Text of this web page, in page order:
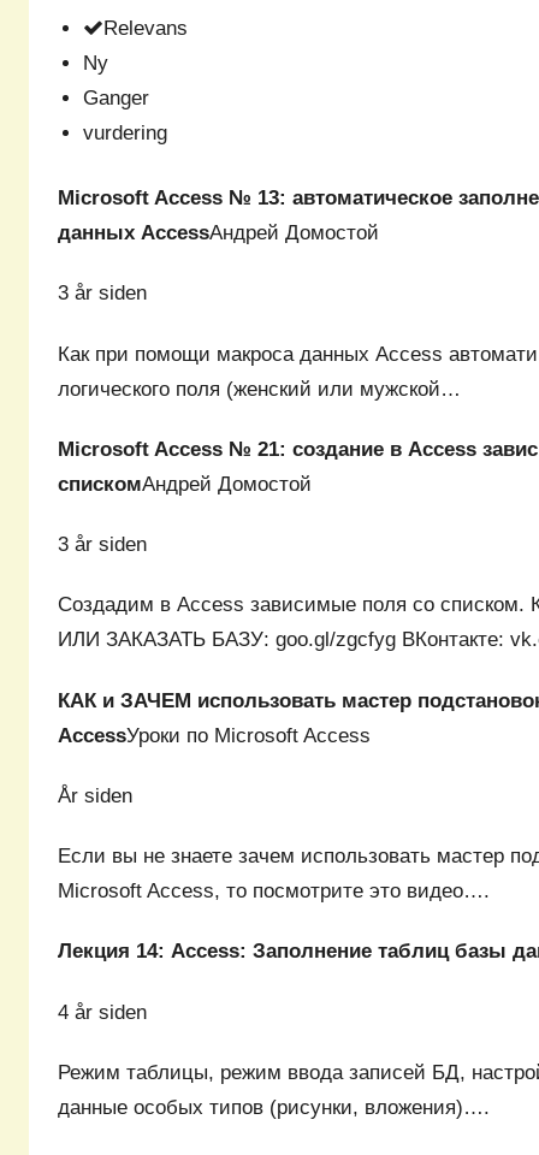
Relevans
Ny
Ganger
vurdering
Microsoft Access № 13: автоматическое
данных AccessАндрей Домостой
3 år siden
Как при помощи макроса данных Access
логического поля (женский или мужской…
Microsoft Access № 21: создание в Access
спискомАндрей Домостой
3 år siden
Создадим в Access зависимые поля со
ИЛИ ЗАКАЗАТЬ БАЗУ: goo.gl/zgcfyg ВКонтакте:
КАК и ЗАЧЕМ использовать мастер
AccessУроки по Microsoft Access
År siden
Если вы не знаете зачем использовать мастер
Microsoft Access, то посмотрите это видео….
Лекция 14: Access: Заполнение таблиц базы
4 år siden
Режим таблицы, режим ввода записей БД,
данные особых типов (рисунки, вложения)….